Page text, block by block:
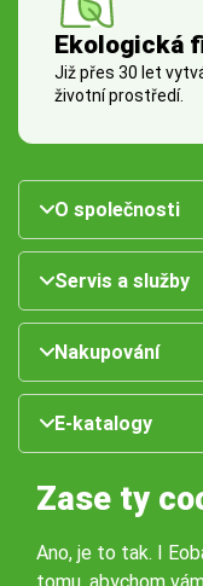
Ekologická
Již přes 30 let
životní prostředí.
O společnosti
Servis a služby
Nakupování
E-katalogy
Zase ty
Ano, je to tak. I